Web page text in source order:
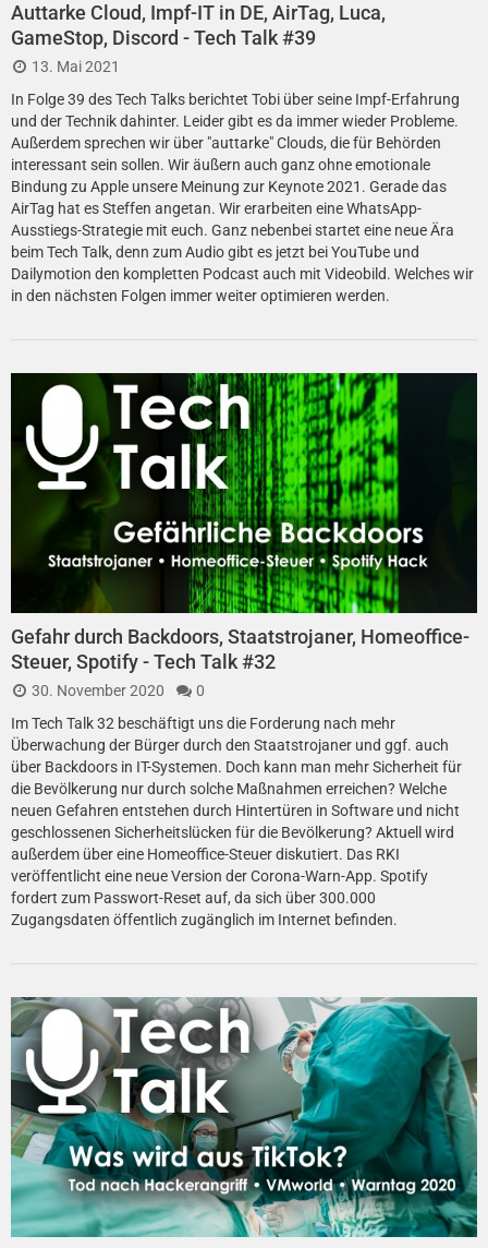
Auttarke Cloud, Impf-IT in DE, AirTag, Luca,
GameStop, Discord - Tech Talk #39
13. Mai 2021
In Folge 39 des Tech Talks berichtet Tobi über seine Impf-Erfahrung
und der Technik dahinter. Leider gibt es da immer wieder Probleme.
Außerdem sprechen wir über "auttarke" Clouds, die für Behörden
interessant sein sollen. Wir äußern auch ganz ohne emotionale
Bindung zu Apple unsere Meinung zur Keynote 2021. Gerade das
AirTag hat es Steffen angetan. Wir erarbeiten eine WhatsApp-
Ausstiegs-Strategie mit euch. Ganz nebenbei startet eine neue Ära
beim Tech Talk, denn zum Audio gibt es jetzt bei YouTube und
Dailymotion den kompletten Podcast auch mit Videobild. Welches wir
in den nächsten Folgen immer weiter optimieren werden.
Gefahr durch Backdoors, Staatstrojaner, Homeoffice-
Steuer, Spotify - Tech Talk #32
30. November 2020
0
Im Tech Talk 32 beschäftigt uns die Forderung nach mehr
Überwachung der Bürger durch den Staatstrojaner und ggf. auch
über Backdoors in IT-Systemen. Doch kann man mehr Sicherheit für
die Bevölkerung nur durch solche Maßnahmen erreichen? Welche
neuen Gefahren entstehen durch Hintertüren in Software und nicht
geschlossenen Sicherheitslücken für die Bevölkerung? Aktuell wird
außerdem über eine Homeoffice-Steuer diskutiert. Das RKI
veröffentlicht eine neue Version der Corona-Warn-App. Spotify
fordert zum Passwort-Reset auf, da sich über 300.000
Zugangsdaten öffentlich zugänglich im Internet befinden.